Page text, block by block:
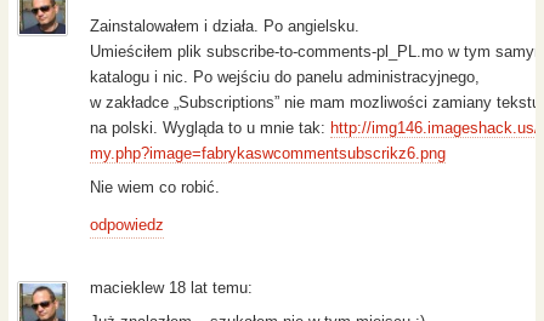
Zainstalowałem i działa. Po angielsku.
Umieściłem plik subscribe-to-comments-pl_PL.mo w tym
katalogu i nic. Po wejściu do panelu administracyjnego,
w zakładce „Subscriptions” nie mam mozliwości zamiany tekstu
na polski. Wygląda to u mnie tak: http://img146.imageshack.us/
my.php?image=fabrykaswcommentsubscrikz6.png
Nie wiem co robić.
odpowiedz
macieklew 18 lat temu: